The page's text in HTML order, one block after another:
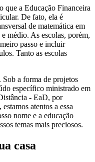
que a Educação Financeira
De fato, ela é
de matemática em
médio. As escolas, porém,
passo e incluir
Tanto as escolas
Sob a forma de projetos
específico ministrado em
- EaD, por
atentos a essa
nome e a educação
temas mais preciosos.
casa